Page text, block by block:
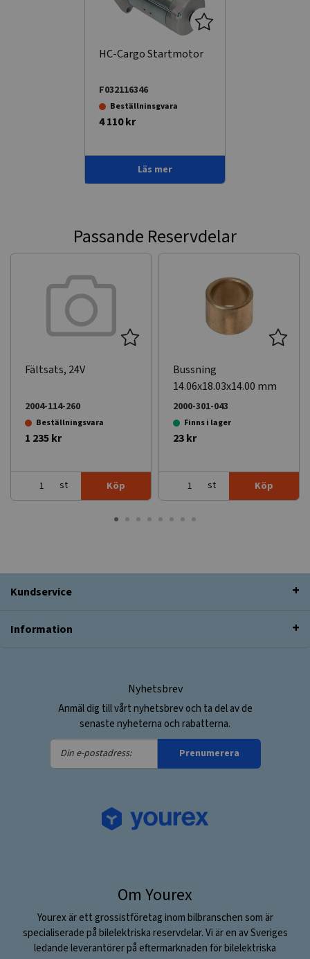
HC-Cargo Startmotor
F032116346
Beställninsgvara
4 110 kr
Läs mer
Passande Reservdelar
Fältsats, 24V
2004-114-260
Beställningsvara
1 235 kr
st Köp
Bussning
14.06x18.03x14.00 mm
2000-301-043
Finns i lager
23 kr
st Köp
Kundservice
Information
Nyhetsbrev
Anmäl dig till vårt nyhetsbrev och ta del av de
senaste nyheterna och rabatterna.
Din
e-
Prenumerera
Om Yourex
Yourex är ett grossistföretag inom bilbranschen som är
specialiserade på bilelektriska reservdelar. Vi är en av Sveriges
ledande leverantörer på eftermarknaden för bilelektriska